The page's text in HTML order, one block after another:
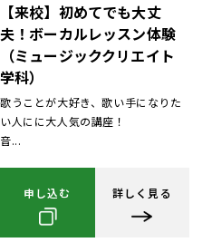
【来校】初めてでも大丈
夫！ボーカルレッスン体験
（ミュージッククリエイト
学科）
歌うことが大好き、歌い手になりた
い人にに大人気の講座！
音...
申し込む 詳しく見る